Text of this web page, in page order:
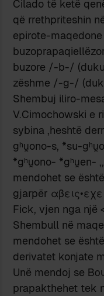
Cilado të ketë
që rrethpriteshin
epirote-
buzore /-b-/
zëshme /-g-/
Shembuj iliro-
V.Cimochowski e
sybina ,heshtë
gʰu̯ono-s, *su-
*gʰu̯ono- *gʰu̯en-
mendohet se
gjarpër
Fick, vjen nga një
Shembull në
mendohet se
derivatet konjate
Unë mendoj se
prapakthehet tek